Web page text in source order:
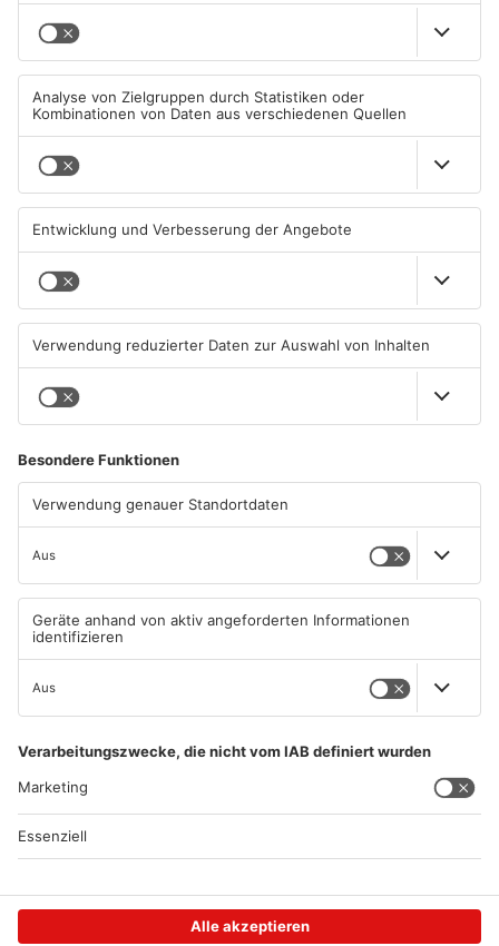
PRIMAVERALAND
04.08.2026, 15:07 UHR IN
TOPNEWS
Kliniken im Primaveraland
melden mehr Patienten
durch Hitze
04.08.2026, 07:50 UHR IN
PRIMAVERALAND
Schüsse in Langenselbold,
Gelnhausen, Linsengericht
und Miltenberg